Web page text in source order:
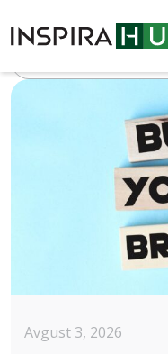
Blog
Avgust 3, 2026